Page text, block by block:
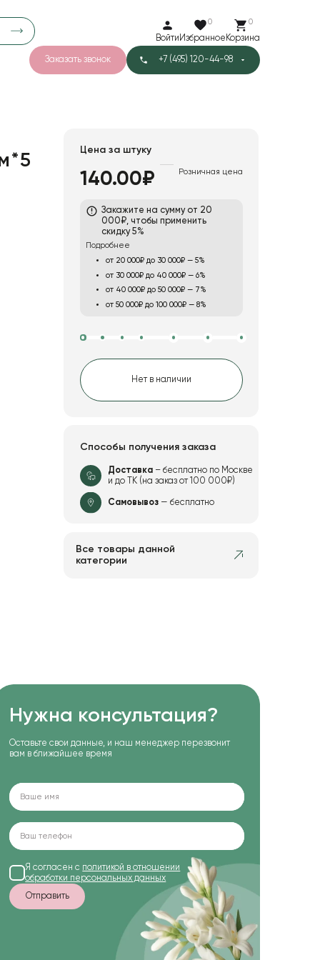
Войти
0
Избранное
0
Корзина
Заказать звонок +7 (495) 120-44-98
Цена за штуку
140.00₽ Розничная цена
Закажите на сумму от 20
000₽, чтобы применить
скидку 5%
Подробнее
от 20 000₽ до 30 000₽ — 5%
от 30 000₽ до 40 000₽ — 6%
от 40 000₽ до 50 000₽ — 7%
от 50 000₽ до 100 000₽ — 8%
Нет в наличии
Способы получения заказа
Доставка– бесплатно по Москве
и до ТК (на заказ от 100 000₽)
Самовывоз— бесплатно
Все товары данной
категории
Нужна консультация?
Оставьте свои данные, и наш менеджер перезвонит
вам в ближайшее время
Я согласен с политикой в отношении
обработки персональных данных
Отправить